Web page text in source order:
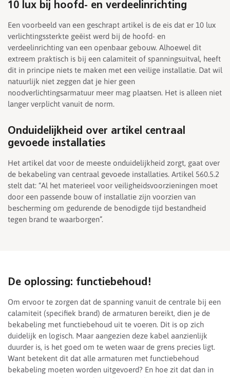
10 lux bij hoofd- en verdeelinrichting
Een voorbeeld van een geschrapt artikel is de eis dat er 10 lux
verlichtingssterkte geëist werd bij de hoofd- en
verdeelinrichting van een openbaar gebouw. Alhoewel dit
extreem praktisch is bij een calamiteit of spanningsuitval, heeft
dit in principe niets te maken met een veilige installatie. Dat wil
natuurlijk niet zeggen dat je hier geen
noodverlichtingsarmatuur meer mag plaatsen. Het is alleen niet
langer verplicht vanuit de norm.
Onduidelijkheid over artikel centraal
gevoede installaties
Het artikel dat voor de meeste onduidelijkheid zorgt, gaat over
de bekabeling van centraal gevoede installaties. Artikel 560.5.2
stelt dat: “Al het materieel voor veiligheidsvoorzieningen moet
door een passende bouw of installatie zijn voorzien van
bescherming om gedurende de benodigde tijd bestandheid
tegen brand te waarborgen”.
De oplossing: functiebehoud!
Om ervoor te zorgen dat de spanning vanuit de centrale bij een
calamiteit (specifiek brand) de armaturen bereikt, dien je de
bekabeling met functiebehoud uit te voeren. Dit is op zich
duidelijk en logisch. Maar aangezien deze kabel aanzienlijk
duurder is, is het goed om te weten waar de grens precies ligt.
Want betekent dit dat alle armaturen met functiebehoud
bekabeling moeten worden uitgevoerd? En hoe zit dat dan in